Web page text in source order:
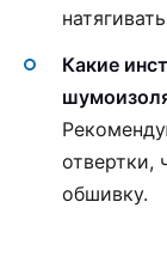
Какие
отвертки,
обшивку.